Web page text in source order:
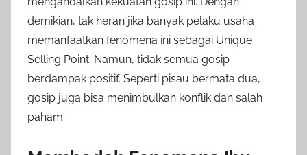
demikian, tak heran jika banyak pelaku usaha
memanfaatkan fenomena ini sebagai Unique
Selling Point. Namun, tidak semua gosip
berdampak positif. Seperti pisau bermata dua,
gosip juga bisa menimbulkan konflik dan salah
paham.